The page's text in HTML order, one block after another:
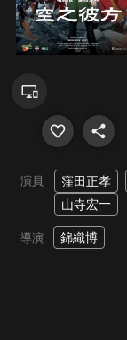
演員 窪田正孝
山寺宏一
導演 錦織博